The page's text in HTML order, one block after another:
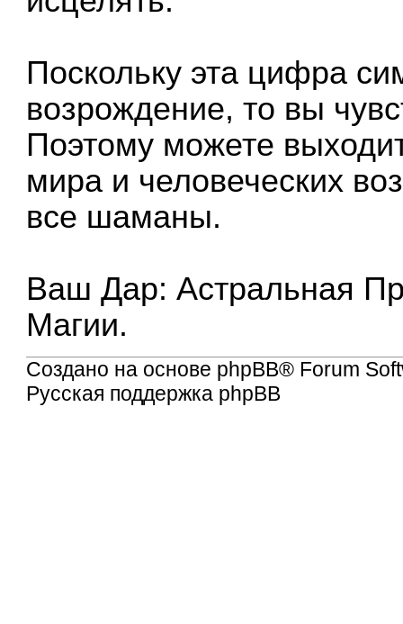
Поскольку эта цифра
возрождение, то вы
Поэтому можете
мира и человеческих
все шаманы.
Ваш Дар: Астральная
Магии.
Создано на основе phpBB® Forum
Русская поддержка phpBB